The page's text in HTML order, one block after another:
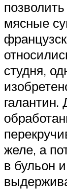
мясные
студня,
галантин.
желе, а
в бульон